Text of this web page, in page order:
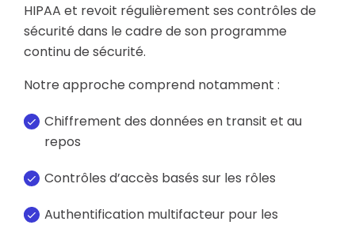
HIPAA et revoit régulièrement ses contrôles de
sécurité dans le cadre de son programme
continu de sécurité.
Notre approche comprend notamment :
Chiffrement des données en transit et au
repos
Contrôles d’accès basés sur les rôles
Authentification multifacteur pour les